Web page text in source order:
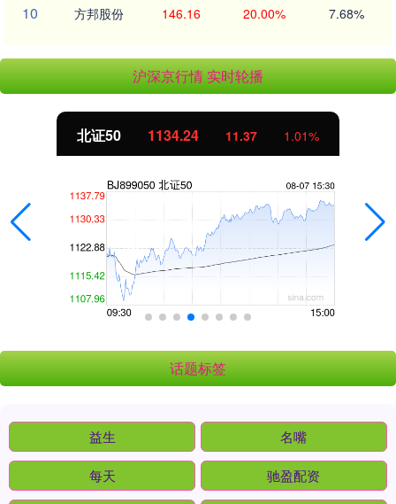
10 方邦股份 146.16 20.00% 7.68%
沪深京行情 实时轮播
北证50 1134.24 11.37 1.01%
话题标签
益生 名嘴
每天 驰盈配资